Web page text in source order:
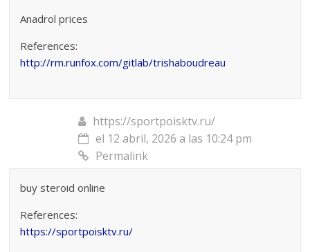
Anadrol prices
References:
http://rm.runfox.com/gitlab/trishaboudreau
https://sportpoisktv.ru/
el 12 abril, 2026 a las 10:24 pm
Permalink
buy steroid online
References:
https://sportpoisktv.ru/